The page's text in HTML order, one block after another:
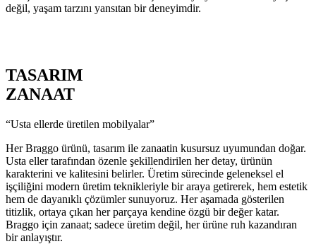
değil, yaşam tarzını yansıtan bir deneyimdir.
TASARIM
ZANAAT
“Usta ellerde üretilen mobilyalar”
Her Braggo ürünü, tasarım ile zanaatin kusursuz uyumundan doğar.
Usta eller tarafından özenle şekillendirilen her detay, ürünün
karakterini ve kalitesini belirler. Üretim sürecinde geleneksel el
işçiliğini modern üretim teknikleriyle bir araya getirerek, hem estetik
hem de dayanıklı çözümler sunuyoruz. Her aşamada gösterilen
titizlik, ortaya çıkan her parçaya kendine özgü bir değer katar.
Braggo için zanaat; sadece üretim değil, her ürüne ruh kazandıran
bir anlayıştır.